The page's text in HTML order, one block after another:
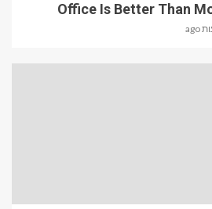
Office Is Better Than